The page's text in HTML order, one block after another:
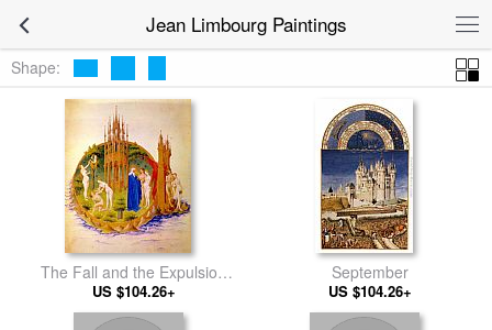
Jean Limbourg Paintings
Shape:
The Fall and the Expulsion
from Paradise
US $104.26+
September
US $104.26+